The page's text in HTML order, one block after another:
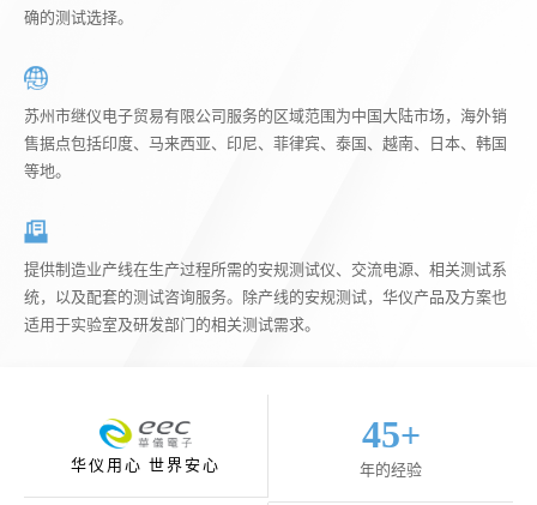
确的测试选择。
苏州市继仪电子贸易有限公司服务的区域范围为中国大陆市场，海外销
售据点包括印度、马来西亚、印尼、菲律宾、泰国、越南、日本、韩国
等地。
提供制造业产线在生产过程所需的安规测试仪、交流电源、相关测试系
统，以及配套的测试咨询服务。除产线的安规测试，华仪产品及方案也
适用于实验室及研发部门的相关测试需求。
华仪用心 世界安心
45+
年的经验